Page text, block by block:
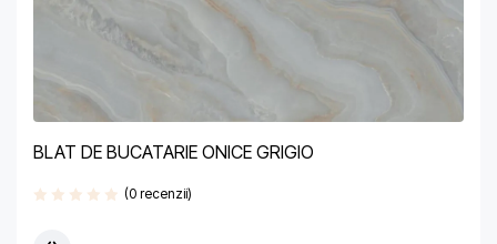
BLAT DE BUCATARIE ONICE GRIGIO
(0 recenzii)